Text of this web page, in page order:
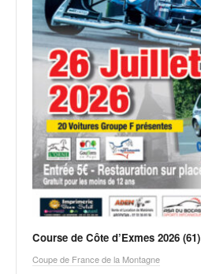
Course de Côte d’Exmes 2026 (61)
Coupe de France de la Montagne